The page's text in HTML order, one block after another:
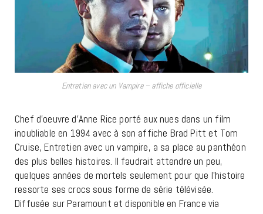
Entretien avec un Vampire – affiche officielle
Chef d’oeuvre d’Anne Rice porté aux nues dans un film
inoubliable en 1994 avec à son affiche Brad Pitt et Tom
Cruise, Entretien avec un vampire, a sa place au panthéon
des plus belles histoires. Il faudrait attendre un peu,
quelques années de mortels seulement pour que l’histoire
ressorte ses crocs sous forme de série télévisée.
Diffusée sur Paramount et disponible en France via